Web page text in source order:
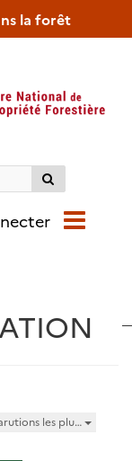
la forêt
les plu…